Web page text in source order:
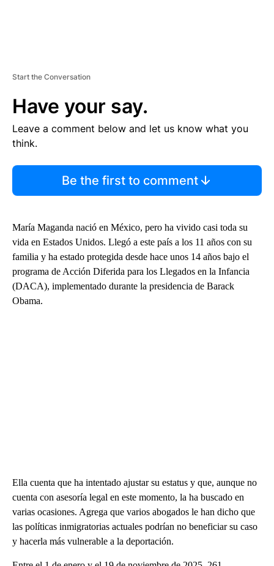
Start the Conversation
Have your say.
Leave a comment below and let us know what you
think.
Be the first to comment
María Maganda nació en México, pero ha vivido casi toda su
vida en Estados Unidos. Llegó a este país a los 11 años con su
familia y ha estado protegida desde hace unos 14 años bajo el
programa de Acción Diferida para los Llegados en la Infancia
(DACA), implementado durante la presidencia de Barack
Obama.
Ella cuenta que ha intentado ajustar su estatus y que, aunque no
cuenta con asesoría legal en este momento, la ha buscado en
varias ocasiones. Agrega que varios abogados le han dicho que
las políticas inmigratorias actuales podrían no beneficiar su caso
y hacerla más vulnerable a la deportación.